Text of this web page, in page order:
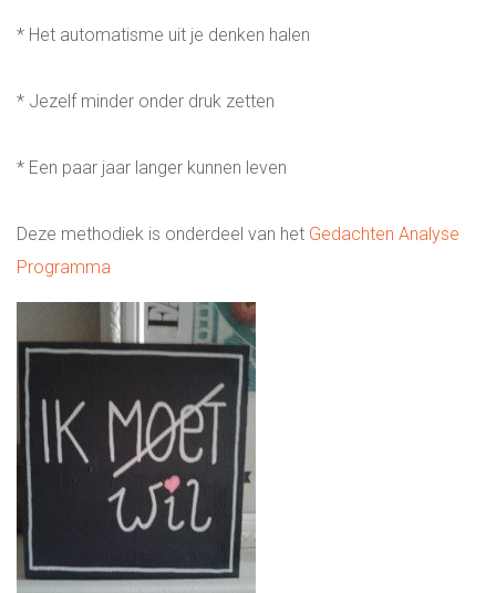
* Het automatisme uit je denken halen
* Jezelf minder onder druk zetten
* Een paar jaar langer kunnen leven
Deze methodiek is onderdeel van het Gedachten Analyse
Programma